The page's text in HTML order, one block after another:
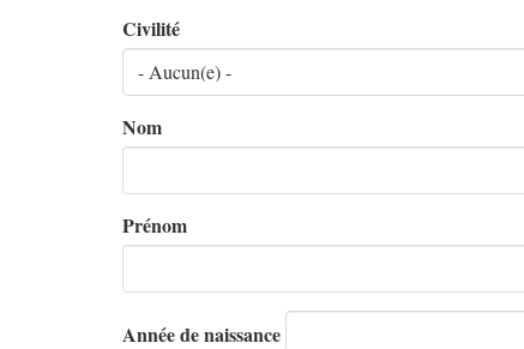
Civilité
Nom
Prénom
Année de naissance